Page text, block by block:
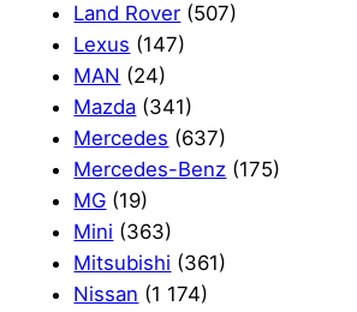
Land Rover (507)
Lexus (147)
MAN (24)
Mazda (341)
Mercedes (637)
Mercedes-Benz (175)
MG (19)
Mini (363)
Mitsubishi (361)
Nissan (1 174)